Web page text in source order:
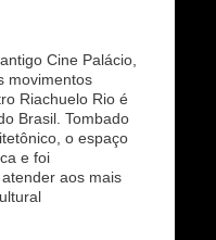
Cine Palácio,
movimentos
Riachuelo Rio é
Brasil. Tombado
o espaço
e foi
aos mais